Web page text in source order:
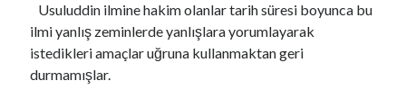
Son yorumlar
HER MESLEĞİN ÖLÜMÜ VE TAZİYESİ FARKLIDIR..
Megan
ŞUUR VE İDRAK
dau-nhuc-xuong-khop
Usuluddin ilmine hakim olanlar tarih süresi boyunca bu
ilmi yanlış zeminlerde yanlışlara yorumlayarak
istedikleri amaçlar uğruna kullanmaktan geri
durmamışlar.